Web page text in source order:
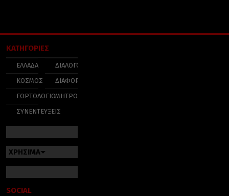
ΚΑΤΗΓΟΡΙΕΣ
ΕΛΛΑΔΑ
ΚΟΣΜΟΣ
ΕΟΡΤΟΛΟΓΙΟ
ΣΥΝΕΝΤΕΥΞΕΙΣ
ΔΙΑΛΟΓΟΣ
ΔΙΑΦΟΡΑ
ΜΗΤΡΟΠΟΛΕΙΣ
ΧΡΗΣΙΜΑ
SOCIAL